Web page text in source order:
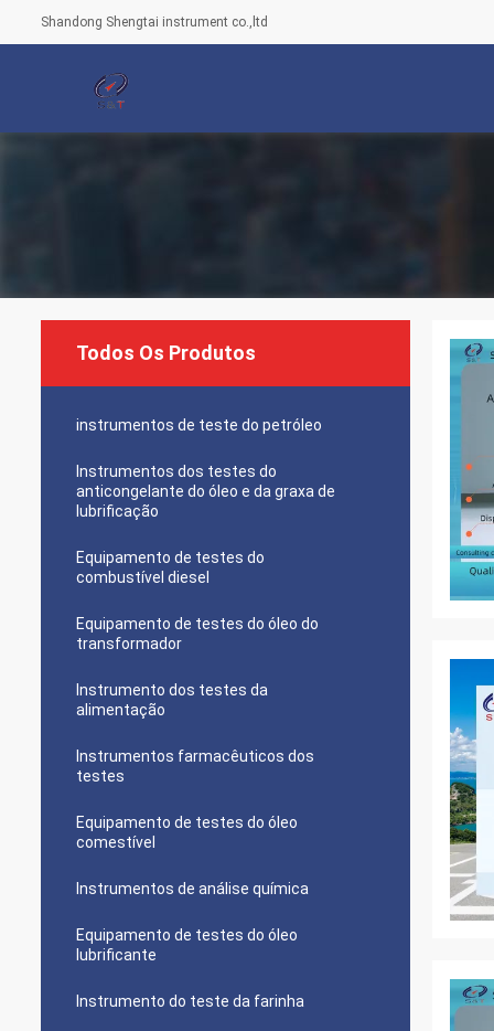
Shandong Shengtai instrument co.,ltd
Todos Os Produtos
instrumentos de teste do petróleo
Instrumentos dos testes do
anticongelante do óleo e da graxa de
lubrificação
Equipamento de testes do
combustível diesel
Equipamento de testes do óleo do
transformador
Instrumento dos testes da
alimentação
Instrumentos farmacêuticos dos
testes
Equipamento de testes do óleo
comestível
Instrumentos de análise química
Equipamento de testes do óleo
lubrificante
Instrumento do teste da farinha